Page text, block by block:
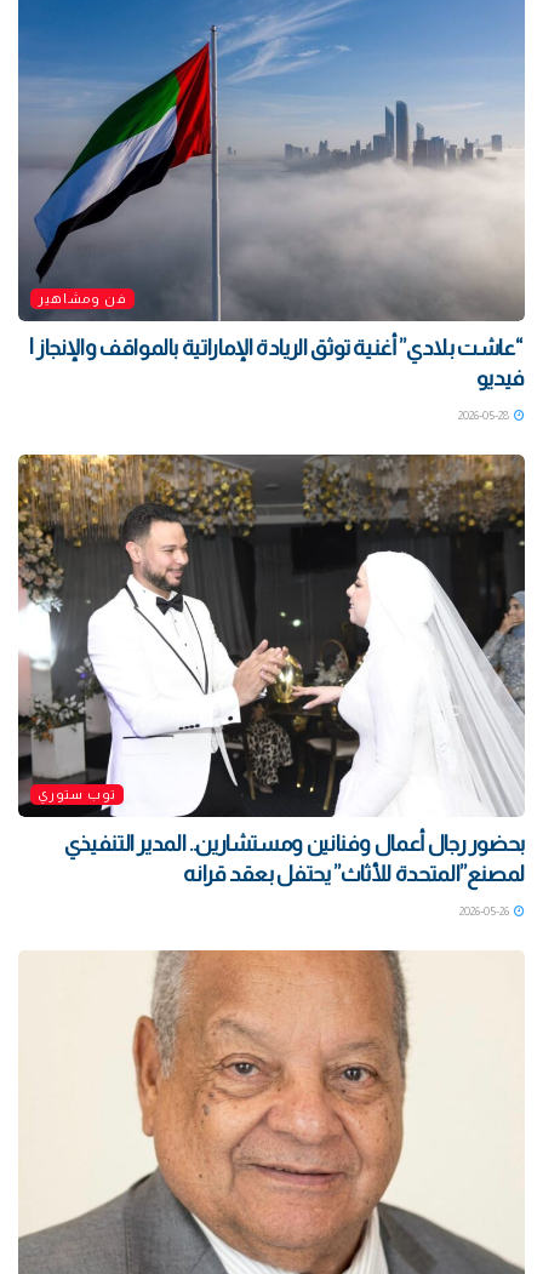
فن ومشاهير
“عاشت بلادي” أغنية توثق الريادة الإماراتية بالمواقف والإنجاز |
فيديو
2026-05-28
توب ستوري
بحضور رجال أعمال وفنانين ومستشارين.. المدير التنفيذي
لمصنع”المتحدة للأثاث” يحتفل بعقد قرانه
2026-05-26